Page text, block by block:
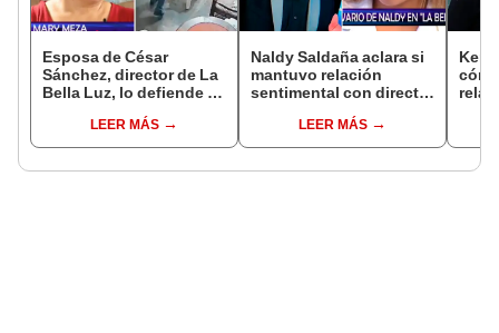
Esposa de César
Sánchez, director de La
Bella Luz, lo defiende y
relación clandestina
con Naldy Saldaña:
LEER MÁS
Naldy Saldaña aclara si
mantuvo relación
sentimental con director
denunciarlo por
tocamientos: “Me
LEER MÁS